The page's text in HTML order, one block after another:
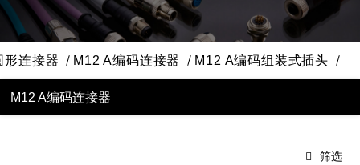
形连接器 M12 A编码连接器 M12 A编码组装式插头
M12 A编码连接器
筛选